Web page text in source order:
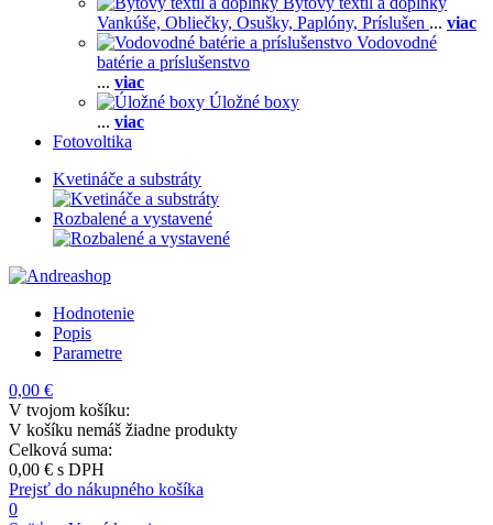
Vankúše, Obliečky, Osušky, Paplóny, Príslušen ... viac
Vodovodné
batérie a príslušenstvo
... viac
Úložné boxy
... viac
Fotovoltika
Kvetináče a substráty
Rozbalené a vystavené
Hodnotenie
Popis
Parametre
0,00 €
V tvojom košíku:
V košíku nemáš žiadne produkty
Celková suma:
0,00 € s DPH
Prejsť do nákupného košíka
0